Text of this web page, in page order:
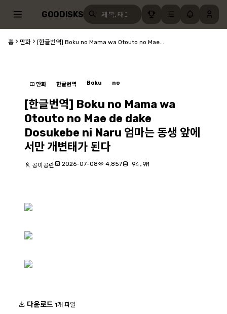
GOODISKS
홈 만화 [한글번역] Boku no Mama wa Otouto no Mae...
만화 한글번역 Boku no
[한글번역] Boku no Mama wa
Otouto no Mae de dake
Dosukebe ni Naru 엄마는 동생 앞에
서만 개변태가 된다
공이공란 2026-07-08 4,857 94.9M
다운로드 1개 파일